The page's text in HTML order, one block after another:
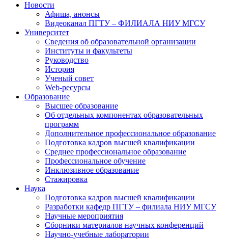
Новости
Афиша, анонсы
Видеоканал ПГТУ – ФИЛИАЛА НИУ МГСУ
Университет
Сведения об образовательной организации
Институты и факультеты
Руководство
История
Ученый совет
Web-ресурсы
Образование
Высшее образование
Об отдельных компонентах образовательных
программ
Дополнительное профессиональное образование
Подготовка кадров высшей квалификации
Среднее профессиональное образование
Профессиональное обучение
Инклюзивное образование
Стажировка
Наука
Подготовка кадров высшей квалификации
Разработки кафедр ПГТУ – филиала НИУ МГСУ
Научные мероприятия
Сборники материалов научных конференций
Научно-учебные лаборатории